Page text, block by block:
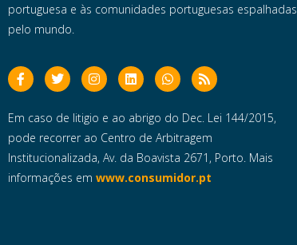
portuguesa e às comunidades portuguesas espalhadas
pelo mundo.
Em caso de litigio e ao abrigo do Dec. Lei 144/2015,
pode recorrer ao Centro de Arbitragem
Institucionalizada, Av. da Boavista 2671, Porto. Mais
informações em www.consumidor.pt